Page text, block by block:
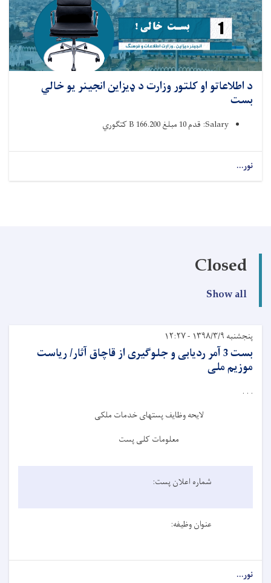
د اطلاعاتو او کلتور وزارت د ډیزاین انجینر یو خالي
بست
Salary: قدم 10 مبلغ 166.200 B کتګوري ‌
نور...
Closed
Show all
پنجشنبه ۱۳۹۸/۳/۹ - ۱۲:۲۷
بست 3 آمر ردیابی و جلوگیری از قاچاق آثار/ ریاست
موزیم ملی
. . .
لایحه وظایف پست­های خدمات ملکی
معلومات کلی پست
شماره اعلان پست:
عنوان وظیفه:
نور...